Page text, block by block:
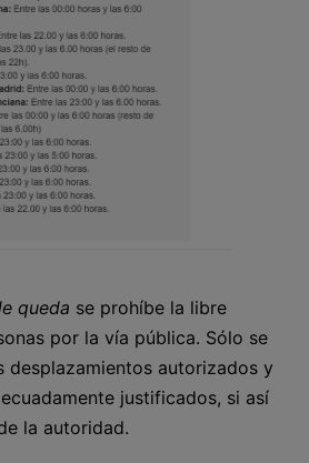
queda se prohíbe la libre
por la vía pública. Sólo se
desplazamientos autorizados y
justificados, si así
la autoridad.